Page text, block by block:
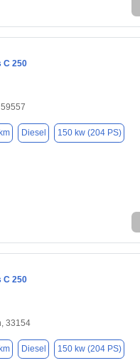
C 250
Diesel 150 kw (204 PS)
C 250
33154
Diesel 150 kw (204 PS)